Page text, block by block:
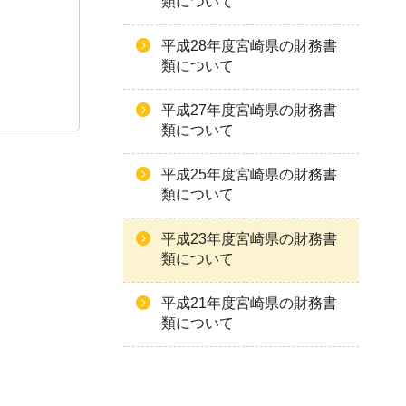
平成28年度宮崎県の財務書
類について
平成27年度宮崎県の財務書
類について
平成25年度宮崎県の財務書
類について
平成23年度宮崎県の財務書
類について
平成21年度宮崎県の財務書
類について